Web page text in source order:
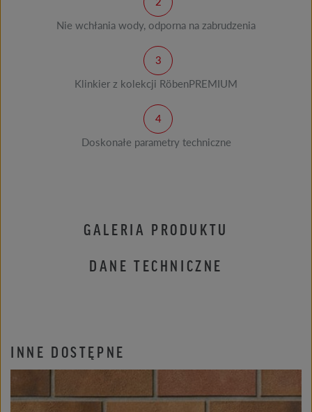
Nie wchłania wody, odporna na zabrudzenia
Klinkier z kolekcji RöbenPREMIUM
Doskonałe parametry techniczne
GALERIA PRODUKTU
DANE TECHNICZNE
INNE DOSTĘPNE